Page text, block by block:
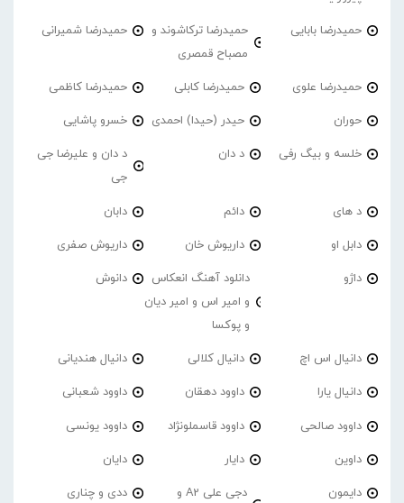
حمیدرضا بابایی
حمیدرضا ترکاشوند و
مصباح قمصری
حمیدرضا شمیرانی
حمیدرضا علوی حمیدرضا کابلی حمیدرضا کاظمی
حوران حیدر (حیدا) احمدی خسرو پاشایی
خلسه و بیگ رفی د دان
د دان و علیرضا جی
جی
د های دائم دابان
دابل او داریوش خان داریوش صفری
داژو
دانلود آهنگ انعکاس
و امیر اس و امیر دیان
و پوکسا
دانوش
دانیال اس اچ دانیال کلالی دانیال هندیانی
دانیال یارا داوود دهقان داوود شعبانی
داوود صالحی داوود قاسملونژاد داوود یونسی
داوین دایار دایان
دایمون
دجی علی A2 و
ددی و چناری